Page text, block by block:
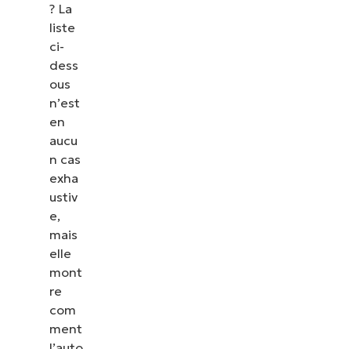
? La
liste
ci-
dess
ous
n’est
en
aucu
n cas
exha
ustiv
e,
mais
elle
mont
re
com
ment